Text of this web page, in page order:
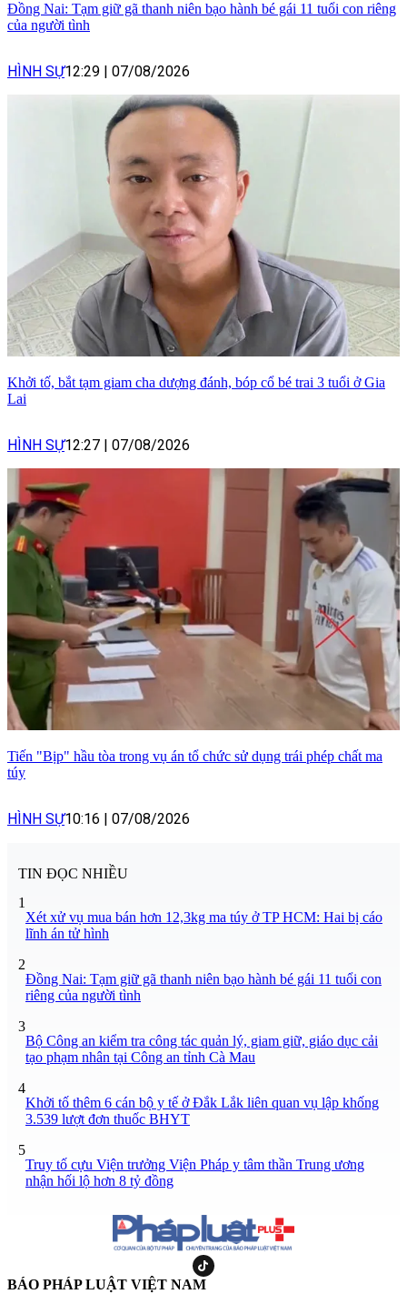
Đồng Nai: Tạm giữ gã thanh niên bạo hành bé gái 11 tuổi con riêng
của người tình
HÌNH SỰ12:29 | 07/08/2026
Khởi tố, bắt tạm giam cha dượng đánh, bóp cổ bé trai 3 tuổi ở Gia
Lai
HÌNH SỰ12:27 | 07/08/2026
Tiến "Bịp" hầu tòa trong vụ án tổ chức sử dụng trái phép chất ma
túy
HÌNH SỰ10:16 | 07/08/2026
TIN ĐỌC NHIỀU
1
Xét xử vụ mua bán hơn 12,3kg ma túy ở TP HCM: Hai bị cáo
lĩnh án tử hình
2
Đồng Nai: Tạm giữ gã thanh niên bạo hành bé gái 11 tuổi con
riêng của người tình
3
Bộ Công an kiểm tra công tác quản lý, giam giữ, giáo dục cải
tạo phạm nhân tại Công an tỉnh Cà Mau
4
Khởi tố thêm 6 cán bộ y tế ở Đắk Lắk liên quan vụ lập khống
3.539 lượt đơn thuốc BHYT
5
Truy tố cựu Viện trưởng Viện Pháp y tâm thần Trung ương
nhận hối lộ hơn 8 tỷ đồng
BÁO PHÁP LUẬT VIỆT NAM